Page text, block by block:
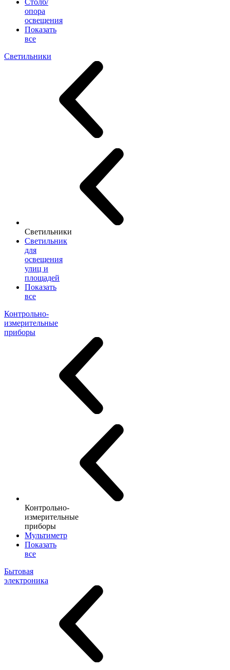
Столб/
опора
освещения
Показать
все
Светильники
Светильники
Светильник
для
освещения
улиц и
площадей
Показать
все
Контрольно-
измерительные
приборы
Контрольно-
измерительные
приборы
Мультиметр
Показать
все
Бытовая
электроника